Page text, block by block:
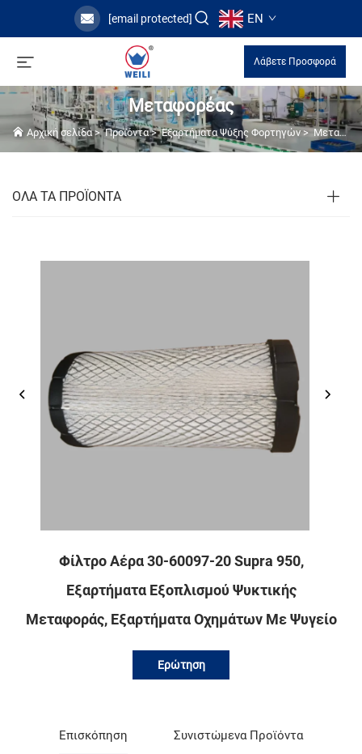
[email protected] EN
Λάβετε Προσφορά
Μεταφορέας
Αρχική σελίδα>Προϊόντα>Εξαρτήματα Ψύξης Φορτηγών> Μεταφορέας
ΟΛΑ ΤΑ ΠΡΟΪΟΝΤΑ
Φίλτρο Αέρα 30-60097-20 Supra 950,
Εξαρτήματα Εξοπλισμού Ψυκτικής
Μεταφοράς, Εξαρτήματα Οχημάτων Με Ψυγείο
Ερώτηση
Επισκόπηση Συνιστώμενα Προϊόντα